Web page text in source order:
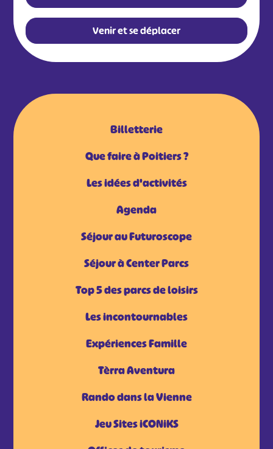
Venir et se déplacer
Billetterie
Que faire à Poitiers ?
Les idées d'activités
Agenda
Séjour au Futuroscope
Séjour à Center Parcs
Top 5 des parcs de loisirs
Les incontournables
Expériences Famille
Tèrra Aventura
Rando dans la Vienne
Jeu Sites iCONiKS